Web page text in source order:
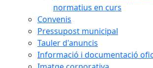
normatius en curs
Convenis
Pressupost municipal
Tauler d'anuncis
Informació i documentació